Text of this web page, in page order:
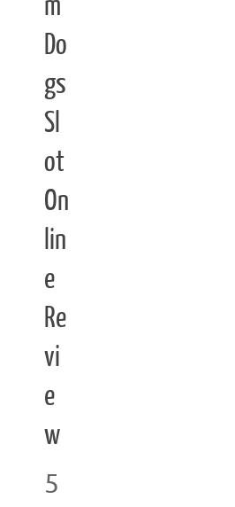
Do
gs
Sl
ot
On
lin
e
Re
vi
e
w
5